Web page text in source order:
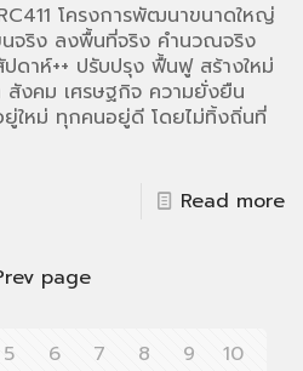
โครงการพัฒนาขนาดใหญ่
จริง ลงพื้นที่จริง คำนวณจริง
ดาห์++ ปรับปรุง ฟื้นฟู สร้างใหม่
งคม เศรษฐกิจ ความยั่งยืน
ยู่ใหม่ ทุกคนอยู่ดี โดยไม่ทิ้งถิ่นที่
Read more
page
5 6 7 8 9
10